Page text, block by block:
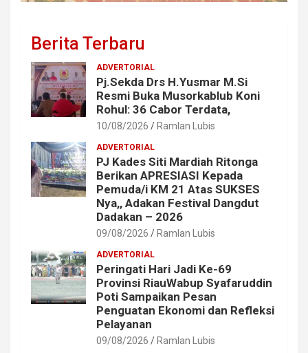
Berita Terbaru
ADVERTORIAL
Pj.Sekda Drs H.Yusmar M.Si
Resmi Buka Musorkablub Koni
Rohul: 36 Cabor Terdata,
10/08/2026 Ramlan Lubis
ADVERTORIAL
PJ Kades Siti Mardiah Ritonga
Berikan APRESIASI Kepada
Pemuda/i KM 21 Atas SUKSES
Nya,, Adakan Festival Dangdut
Dadakan – 2026
09/08/2026 Ramlan Lubis
ADVERTORIAL
Peringati Hari Jadi Ke-69
Provinsi RiauWabup Syafaruddin
Poti Sampaikan Pesan
Penguatan Ekonomi dan Refleksi
Pelayanan
09/08/2026 Ramlan Lubis